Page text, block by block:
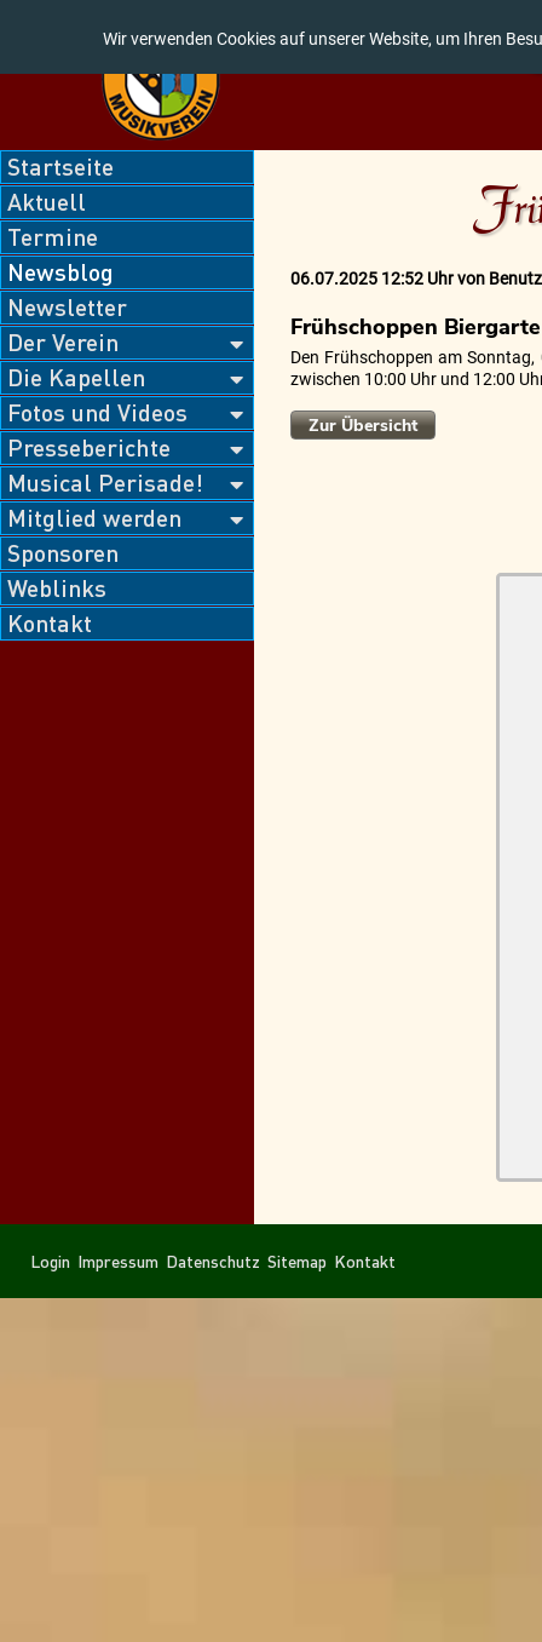
06.07.2025 12:52 Uhrvon
Frühschoppen
Den Frühschoppen am
zwischen 10:00 Uhr und 12:00
Zur Übersicht
Navigation
überspringen
Startseite
Aktuell
Termine
Newsblog
Newsletter
Der Verein
Die Kapellen
Fotos und Videos
Presseberichte
Musical Perisade!
Mitglied werden
Sponsoren
Weblinks
Kontakt
Navigation
überspringen
Login Impressum Datenschutz Navigation
überspringen
Sitemap Kontakt
Wir verwenden Cookies auf unserer Website, um Ihren